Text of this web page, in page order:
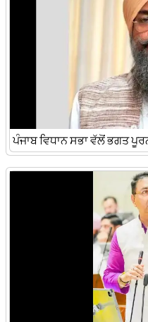
ਪੰਜਾਬ ਵਿਧਾਨ ਸਭਾ ਵੱਲੋਂ ਭਗਤ